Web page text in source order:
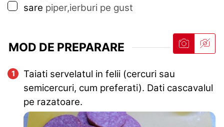
▢
sare piper,ierburi pe gust
MOD DE PREPARARE
Taiati servelatul in felii (cercuri sau
semicercuri, cum preferati). Dati cascavalul
pe razatoare.